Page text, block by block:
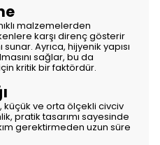
malzemelerden
karşı direnç gösterir
Ayrıca, hijyenik yapısı
sağlar, bu da
kritik bir faktördür.
küçük ve orta ölçekli civciv
pratik tasarımı sayesinde
gerektirmeden uzun süre